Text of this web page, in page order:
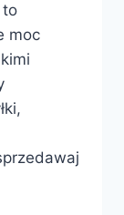
to
moc